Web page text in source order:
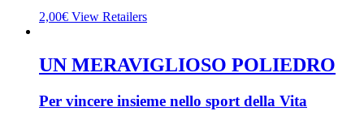
2,00€ View Retailers
UN MERAVIGLIOSO POLIEDRO
Per vincere insieme nello sport della Vita